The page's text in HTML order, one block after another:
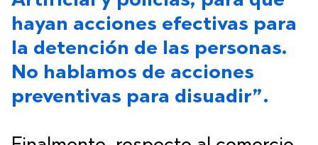
hayan acciones efectivas para
la detención de las personas.
No hablamos de acciones
preventivas para disuadir”.